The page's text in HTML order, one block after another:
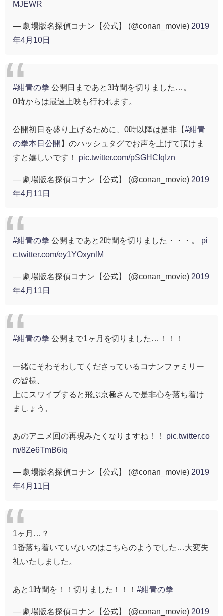
MJEWR
— 劇場版名探偵コナン【公式】 (@conan_movie) 2019
年4月10日
#紺青の拳 公開日まであと3時間を切りました…。
0時からは最速上映も行われます。
公開初日を盛り上げるために、0時以降は是非【#紺青
の拳本日公開 】のハッシュタグでお声を上げて頂けま
すと嬉しいです！ pic.twitter.com/pSGHCIqIzn
— 劇場版名探偵コナン【公式】 (@conan_movie) 2019
年4月11日
#紺青の拳 公開まであと2時間を切りました・・・。 pi
c.twitter.com/ey1YOxynlM
— 劇場版名探偵コナン【公式】 (@conan_movie) 2019
年4月11日
#紺青の拳 公開まで1ヶ月を切りました…！！！
一緒にそわそわしてくださっているコナンファミリー
の皆様、
上にスワイプすると飛ぶ京極さんで是非心を落ち着け
ましょう。
あのアニメ回の再現みたくなりますね！！ pic.twitter.co
m/8Ze6TmB6iq
— 劇場版名探偵コナン【公式】 (@conan_movie) 2019
年4月11日
1ヶ月…？
1番落ち着いていないのはこちらのようでした…大変失
礼いたしました。
あと1時間を！！切りました！！！ #紺青の拳
— 劇場版名探偵コナン【公式】 (@conan_movie) 2019